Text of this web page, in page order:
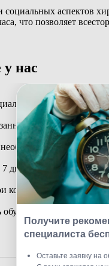
аспектов
что позволяет
нас
с
материалов
дней в неделю.
коллективном
с любого